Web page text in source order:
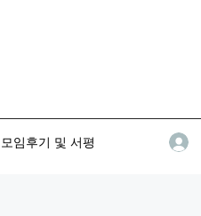
모임후기 및 서평